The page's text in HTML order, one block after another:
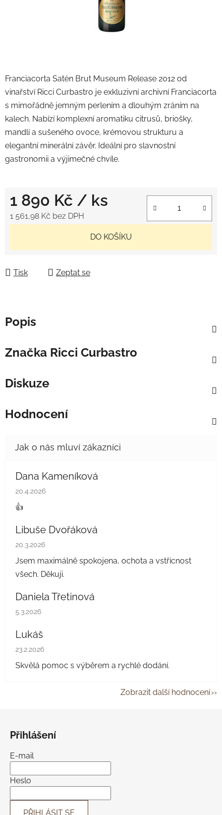
Franciacorta Satèn Brut Museum Release 2012 od
vinařství Ricci Curbastro je exkluzivní archivní Franciacorta
s mimořádně jemným perlením a dlouhým zráním na
kalech. Nabízí komplexní aromatiku citrusů, briošky,
mandlí a sušeného ovoce, krémovou strukturu a
elegantní minerální závěr. Ideální pro slavnostní
gastronomii a výjimečné chvíle.
1 890 Kč / ks
1 561,98 Kč bez DPH
DO KOŠÍKU
Tisk Zeptat se
Popis
Značka Ricci Curbastro
Diskuze
Hodnocení
Dana Kameníková
Hodnocení obchodu je 5 z 5 hvězdiček.
20.4.2026
👍
Libuše Dvořáková
Hodnocení obchodu je 5 z 5 hvězdiček.
20.3.2026
Jsem maximálně spokojena, ochota a vstřícnost
všech. Děkuji.
Daniela Třetinová
Hodnocení obchodu je 5 z 5 hvězdiček.
5.3.2026
Lukáš
Hodnocení obchodu je 5 z 5 hvězdiček.
23.2.2026
Skvělá pomoc s výběrem a rychlé dodání.
Zobrazit další hodnocení
Přihlášení
E-mail
Heslo
PŘIHLÁSIT SE